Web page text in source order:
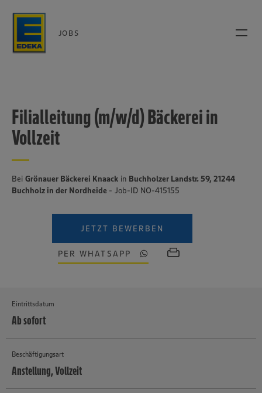
JOBS
Filialleitung (m/w/d) Bäckerei in
Vollzeit
Bei Grönauer Bäckerei Knaack in Buchholzer Landstr. 59, 21244
Buchholz in der Nordheide - Job-ID NO-415155
JETZT BEWERBEN
PER WHATSAPP
Eintrittsdatum
Ab sofort
Beschäftigungsart
Anstellung, Vollzeit